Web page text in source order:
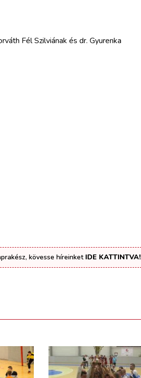
Fél Szilviának és dr. Gyurenka
kövesse híreinket IDE KATTINTVA!